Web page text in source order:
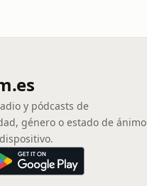
y pódcasts de
género o estado de ánimo